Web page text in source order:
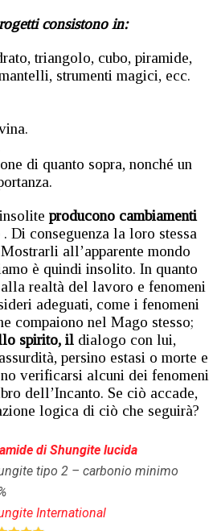
consistono in:
triangolo, cubo, piramide,
strumenti magici, ecc.
di quanto sopra, nonché un
producono cambiamenti
. Di conseguenza la loro stessa
all’apparente mondo
è quindi insolito. In quanto
realtà del lavoro e fenomeni
adeguati, come i fenomeni
compaiono nel Mago stesso;
spirito, il dialogo con lui,
persino estasi o morte e
verificarsi alcuni dei fenomeni
dell’Incanto. Se ciò accade,
logica di ciò che seguirà?
di Shungite lucida
tipo 2 – carbonio minimo
International